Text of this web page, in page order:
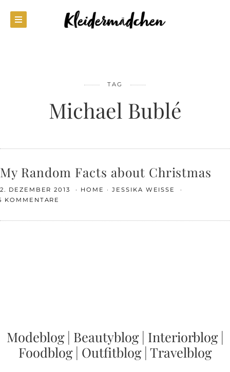
TAG
Michael Bublé
My Random Facts about Christmas
2. DEZEMBER 2013 HOME
JESSIKA WEISSE
KOMMENTARE
Modeblog| Beautyblog| Interiorblog|
Foodblog| Outfitblog| Travelblog